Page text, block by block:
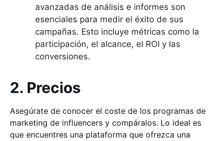
avanzadas de análisis e informes son
esenciales para medir el éxito de sus
campañas. Esto incluye métricas como la
participación, el alcance, el ROI y las
conversiones.
2. Precios
Asegúrate de conocer el coste de los programas de
marketing de influencers y compáralos. Lo ideal es
que encuentres una plataforma que ofrezca una